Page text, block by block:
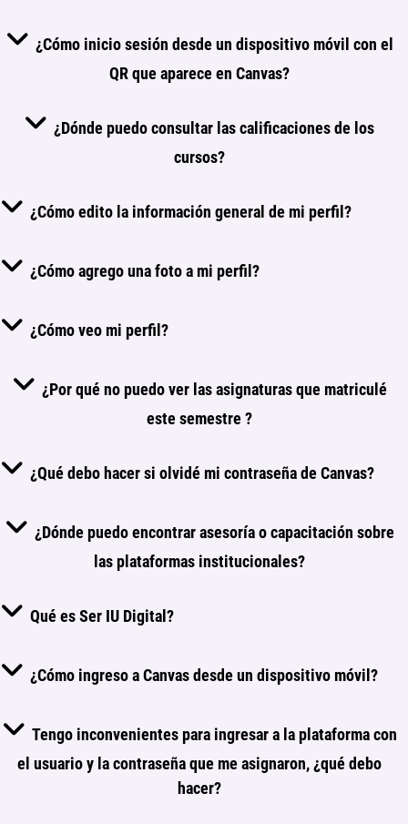
¿Cómo inicio sesión desde un dispositivo móvil con el
QR que aparece en Canvas?
¿Dónde puedo consultar las calificaciones de los
cursos?
¿Cómo edito la información general de mi perfil?
¿Cómo agrego una foto a mi perfil?
¿Cómo veo mi perfil?
¿Por qué no puedo ver las asignaturas que matriculé
este semestre ?
¿Qué debo hacer si olvidé mi contraseña de Canvas?
¿Dónde puedo encontrar asesoría o capacitación sobre
las plataformas institucionales?
Qué es Ser IU Digital?
¿Cómo ingreso a Canvas desde un dispositivo móvil?
Tengo inconvenientes para ingresar a la plataforma con
el usuario y la contraseña que me asignaron, ¿qué debo
hacer?